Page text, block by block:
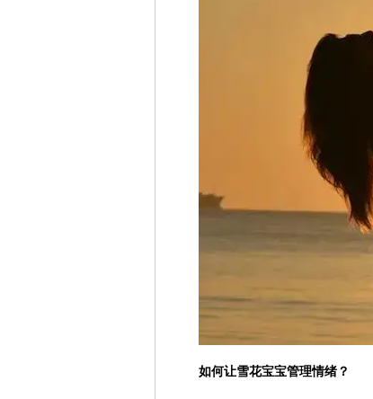
如何让雪花宝宝管理情绪？